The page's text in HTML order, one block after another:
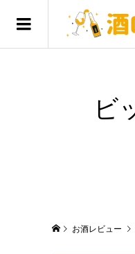
ビ
お酒レビュー